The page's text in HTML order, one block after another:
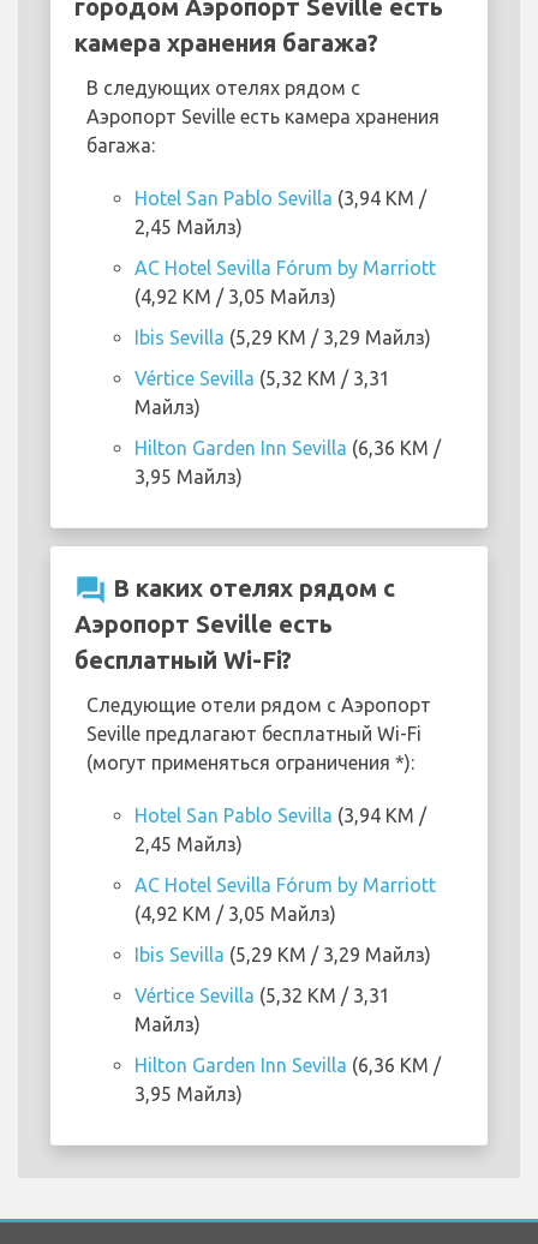
городом Аэропорт Seville есть
камера хранения багажа?
В следующих отелях рядом с
Аэропорт Seville есть камера хранения
багажа:
Hotel San Pablo Sevilla (3,94 KM /
2,45 Майлз)
AC Hotel Sevilla Fórum by Marriott
(4,92 KM / 3,05 Майлз)
Ibis Sevilla (5,29 KM / 3,29 Майлз)
Vértice Sevilla (5,32 KM / 3,31
Майлз)
Hilton Garden Inn Sevilla (6,36 KM /
3,95 Майлз)
question_answer В каких отелях рядом с
Аэропорт Seville есть
бесплатный Wi-Fi?
Следующие отели рядом с Аэропорт
Seville предлагают бесплатный Wi-Fi
(могут применяться ограничения *):
Hotel San Pablo Sevilla (3,94 KM /
2,45 Майлз)
AC Hotel Sevilla Fórum by Marriott
(4,92 KM / 3,05 Майлз)
Ibis Sevilla (5,29 KM / 3,29 Майлз)
Vértice Sevilla (5,32 KM / 3,31
Майлз)
Hilton Garden Inn Sevilla (6,36 KM /
3,95 Майлз)